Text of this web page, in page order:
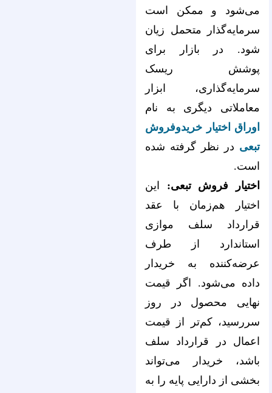
می‌شود و ممکن است
سرمایه‌گذار متحمل زیان
شود. در بازار برای
پوشش ریسک
سرمایه‌گذاری، ابزار
معاملاتی دیگری به نام
اوراق اختیار خریدوفروش
تبعی در نظر گرفته شده
است.
اختیار فروش تبعی: این
اختیار هم‌زمان با عقد
قرارداد سلف موازی
استاندارد از طرف
عرضه‌کننده به خریدار
داده می‌‌‌‌‌‌‌‌‌‌‌‌‌‌‌‌‌‌‌‌‌‌‌‌‌‌‌‌‌‌‌‌‌‌‌‌‌‌‌‌‌‌‌‌‌‌‌‌‌‌‌‌‌‌‌‌‌‌‌‌‌‌‌‌شود. اگر قیمت
نهایی محصول در روز
سررسید، کم‌تر از قیمت
اعمال در قرارداد سلف
باشد، خریدار می‌تواند
بخشی از دارایی پایه را به